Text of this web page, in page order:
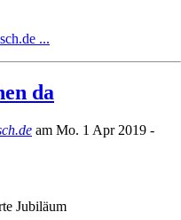
...
da
am Mo. 1 Apr 2019 -
Jubiläum